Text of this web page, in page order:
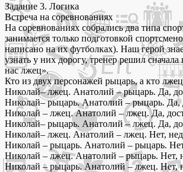
Задание 3. Логика
Встреча на соревнованиях
На соревнованиях собрались два типа
занимается только подготовкой
написано на их футболках). Наш герой
узнать у них дорогу, тренер решил
нас лжец».
Кто из двух персонажей рыцарь, а кто
Николай– лжец. Анатолий – рыцарь. Да,
Николай– рыцарь. Анатолий – рыцарь. Да,
Николай – лжец. Анатолий – лжец. Да,
Николай– рыцарь. Анатолий – лжец. Да,
Николай– лжец. Анатолий – лжец. Нет,
Николай – рыцарь. Анатолий – рыцарь.
Николай – лжец. Анатолий – рыцарь. Нет,
Николай – рыцарь. Анатолий – лжец. Нет,